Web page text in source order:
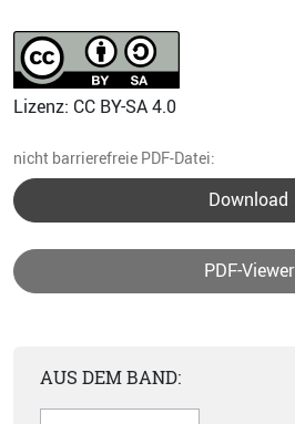
Lizenz: CC BY-SA 4.0
nicht barrierefreie PDF-Datei:
Download
PDF-Viewer
AUS DEM BAND: